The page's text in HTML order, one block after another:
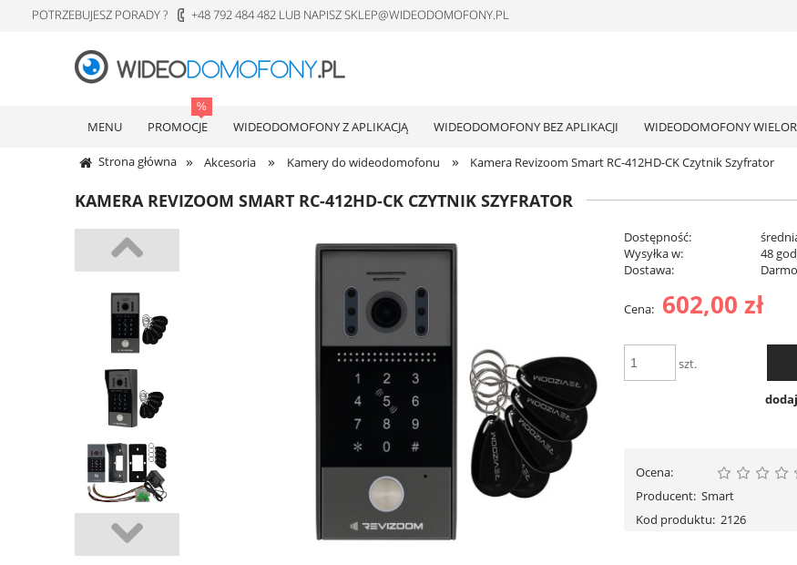
POTRZEBUJESZ PORADY ? +48 792 484 482 LUB NAPISZ SKLEP@WIDEODOMOFONY.PL
MENU PROMOCJE WIDEODOMOFONY Z APLIKACJĄ WIDEODOMOFONY BEZ APLIKACJI WIDEODOMOFONY
Strona główna » Akcesoria » Kamery do wideodomofonu » Kamera Revizoom Smart RC-412HD-CK Czytnik Szyfrator
KAMERA REVIZOOM SMART RC-412HD-CK CZYTNIK SZYFRATOR
Dostępność:
Wysyłka w:
48
Dostawa:
Cena nie zawiera ewentualnych kosztów
Cena: 602,00 zł
szt.
Ocena:
Producent: Smart
Kod produktu: 2126